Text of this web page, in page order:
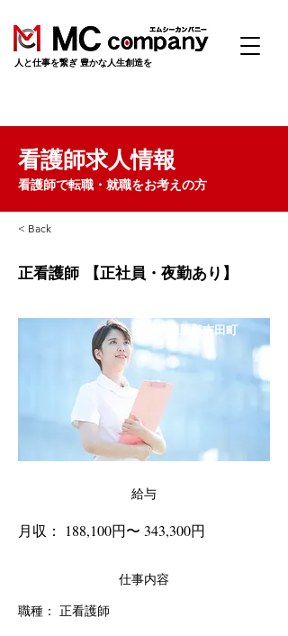
​人と仕事を繋ぎ 豊かな人生創造を
看護師求人情報
看護師で転職・就職をお考えの方
< Back
正看護師 【正社員・夜勤あり】
静岡県榛原郡吉田町
給与
月収： 188,100円〜 343,300円
仕事内容
職種： 正看護師